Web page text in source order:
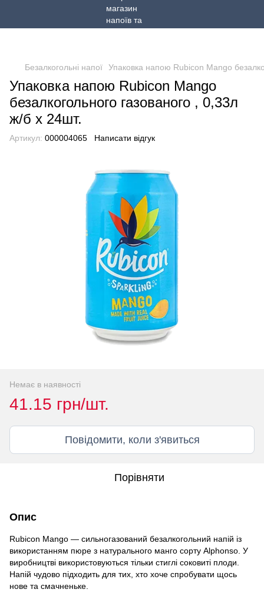
Безалкогольні напої Упаковка напою Rubicon Mango
Упаковка напою Rubicon Mango
безалкогольного газованого , 0,33л
ж/б х 24шт.
Артикул: 000004065 Написати відгук
Немає в наявності
41.15 грн/шт.
Повідомити, коли з'явиться
Порівняти
Опис
Rubicon Mango — сильногазований безалкогольний напій із
використанням пюре з натурального манго сорту Alphonso. У
виробництві використовуються тільки стиглі соковиті плоди.
Напій чудово підходить для тих, хто хоче спробувати щось
нове та смачненьке.